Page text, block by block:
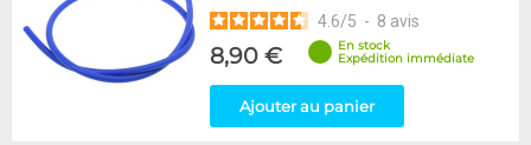
4.6/5 - 8 avis
8,90 €
En stock
Expédition immédiate
Ajouter au panier